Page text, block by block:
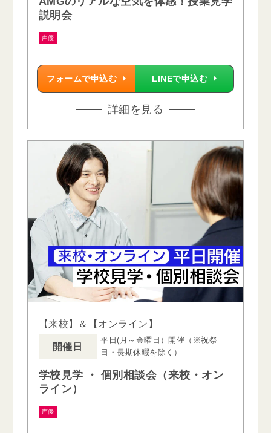
説明会
声優
フォームで申込む LINEで申込む
詳細を見る
【来校】＆【オンライン】
開催日
平日(月～金曜日）開催（※祝祭
日・長期休暇を除く）
学校見学 ・ 個別相談会（来校・オン
ライン）
声優